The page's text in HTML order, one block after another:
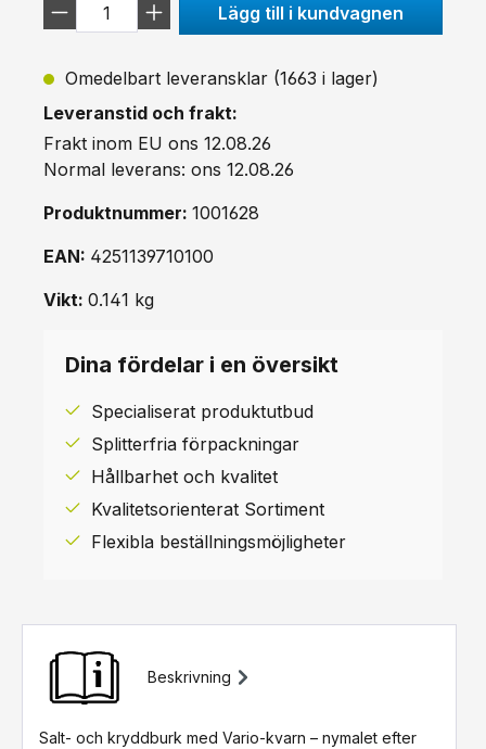
Lägg till i kundvagnen
Omedelbart leveransklar (1663 i lager)
Leveranstid och frakt:
Frakt inom EU ons 12.08.26
Normal leverans: ons 12.08.26
Produktnummer: 1001628
EAN: 4251139710100
Vikt: 0.141 kg
Dina fördelar i en översikt
Specialiserat produktutbud
Splitterfria förpackningar
Hållbarhet och kvalitet
Kvalitetsorienterat Sortiment
Flexibla beställningsmöjligheter
Beskrivning
Salt- och kryddburk med Vario-kvarn – nymalet efter